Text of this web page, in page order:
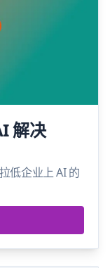
解决
低企业上 AI 的